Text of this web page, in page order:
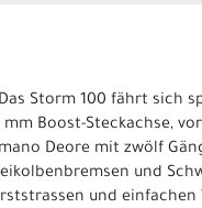
Storm 100 fährt sich
Boost-Steckachse,
Deore mit zwölf
und
und